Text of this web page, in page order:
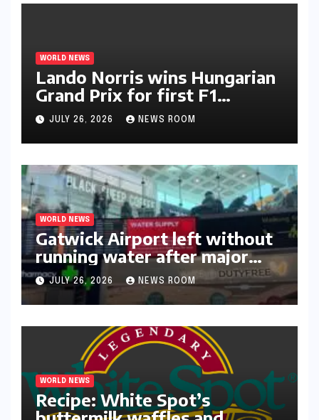
WORLD NEWS
Lando Norris wins Hungarian
Grand Prix for first F1
triumph in 2026​​
JULY 26, 2026 NEWS ROOM
WORLD NEWS
Gatwick Airport left without
running water after major
outage​​
JULY 26, 2026 NEWS ROOM
WORLD NEWS
Recipe: White Spot’s